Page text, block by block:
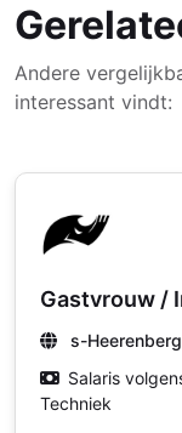
Andere
interessant vindt:
Gastvrouw /
s-Heerenberg
Salaris
Techniek